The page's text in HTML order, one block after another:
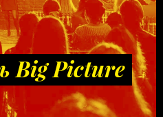
Big Picture